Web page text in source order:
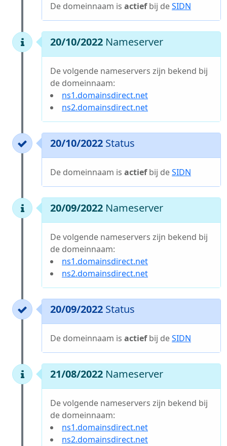
De domeinnaam is actiefbij deSIDN
20/10/2022 Nameserver
De volgende nameservers zijn bekend bij
de domeinnaam:
ns1.domainsdirect.net
ns2.domainsdirect.net
20/10/2022 Status
De domeinnaam is actiefbij deSIDN
20/09/2022 Nameserver
De volgende nameservers zijn bekend bij
de domeinnaam:
ns1.domainsdirect.net
ns2.domainsdirect.net
20/09/2022 Status
De domeinnaam is actiefbij deSIDN
21/08/2022 Nameserver
De volgende nameservers zijn bekend bij
de domeinnaam:
ns1.domainsdirect.net
ns2.domainsdirect.net